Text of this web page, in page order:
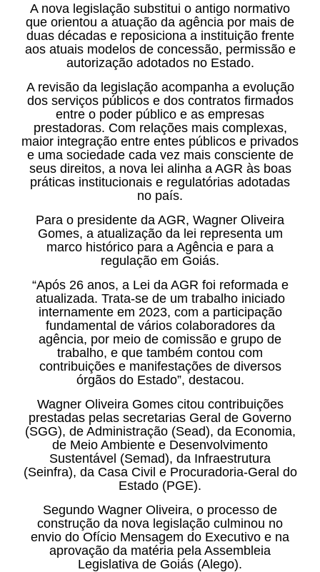
A nova legislação substitui o antigo normativo
que orientou a atuação da agência por mais de
duas décadas e reposiciona a instituição frente
aos atuais modelos de concessão, permissão e
autorização adotados no Estado.
A revisão da legislação acompanha a evolução
dos serviços públicos e dos contratos firmados
entre o poder público e as empresas
prestadoras. Com relações mais complexas,
maior integração entre entes públicos e privados
e uma sociedade cada vez mais consciente de
seus direitos, a nova lei alinha a AGR às boas
práticas institucionais e regulatórias adotadas
no país.
Para o presidente da AGR, Wagner Oliveira
Gomes, a atualização da lei representa um
marco histórico para a Agência e para a
regulação em Goiás.
“Após 26 anos, a Lei da AGR foi reformada e
atualizada. Trata-se de um trabalho iniciado
internamente em 2023, com a participação
fundamental de vários colaboradores da
agência, por meio de comissão e grupo de
trabalho, e que também contou com
contribuições e manifestações de diversos
órgãos do Estado”, destacou.
Wagner Oliveira Gomes citou contribuições
prestadas pelas secretarias Geral de Governo
(SGG), de Administração (Sead), da Economia,
de Meio Ambiente e Desenvolvimento
Sustentável (Semad), da Infraestrutura
(Seinfra), da Casa Civil e Procuradoria-Geral do
Estado (PGE).
Segundo Wagner Oliveira, o processo de
construção da nova legislação culminou no
envio do Ofício Mensagem do Executivo e na
aprovação da matéria pela Assembleia
Legislativa de Goiás (Alego).